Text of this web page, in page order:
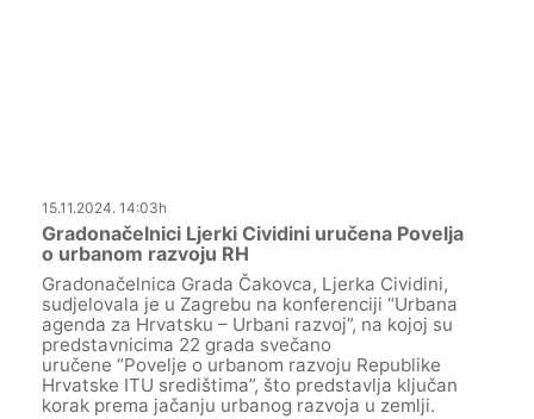
15.11.2024. 14:03h
Gradonačelnici Ljerki Cividini uručena Povelja
o urbanom razvoju RH
Gradonačelnica Grada Čakovca, Ljerka Cividini,
sudjelovala je u Zagrebu na konferenciji “Urbana
agenda za Hrvatsku – Urbani razvoj”, na kojoj su
predstavnicima 22 grada svečano
uručene “Povelje o urbanom razvoju Republike
Hrvatske ITU središtima”, što predstavlja ključan
korak prema jačanju urbanog razvoja u zemlji.